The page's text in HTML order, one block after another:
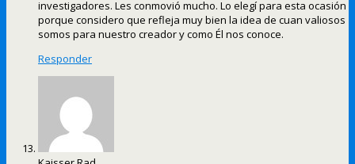
investigadores. Les conmovió mucho. Lo elegí para esta ocasión
porque considero que refleja muy bien la idea de cuan valiosos
somos para nuestro creador y como Él nos conoce.
Responder